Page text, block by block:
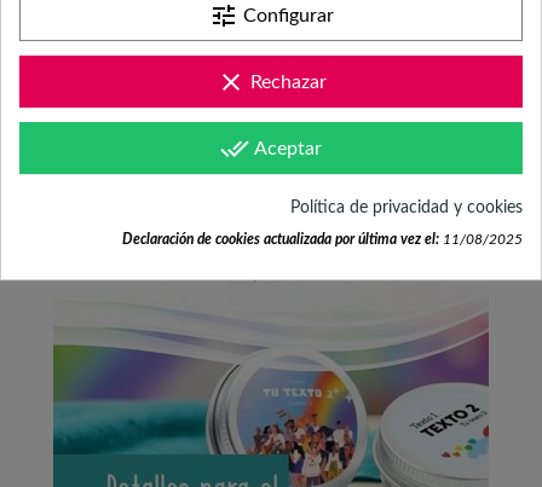
9.1 / 10 912 reseñas
tune Configurar
clear Rechazar
done_all Aceptar
Política de privacidad y cookies
Declaración de cookies actualizada por última vez el: 11/08/2025